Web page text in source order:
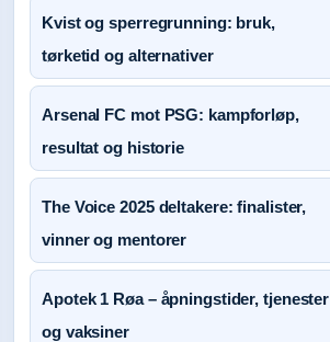
Kvist og sperregrunning: bruk,
tørketid og alternativer
Arsenal FC mot PSG: kampforløp,
resultat og historie
The Voice 2025 deltakere: finalister,
vinner og mentorer
Apotek 1 Røa – åpningstider, tjenester
og vaksiner